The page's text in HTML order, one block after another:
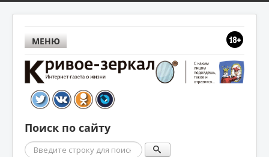
МЕНЮ
Поиск по сайту
Поиск